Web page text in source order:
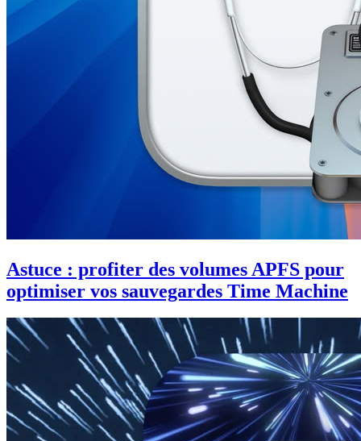
Astuce : profiter des volumes APFS pour
optimiser vos sauvegardes Time Machine